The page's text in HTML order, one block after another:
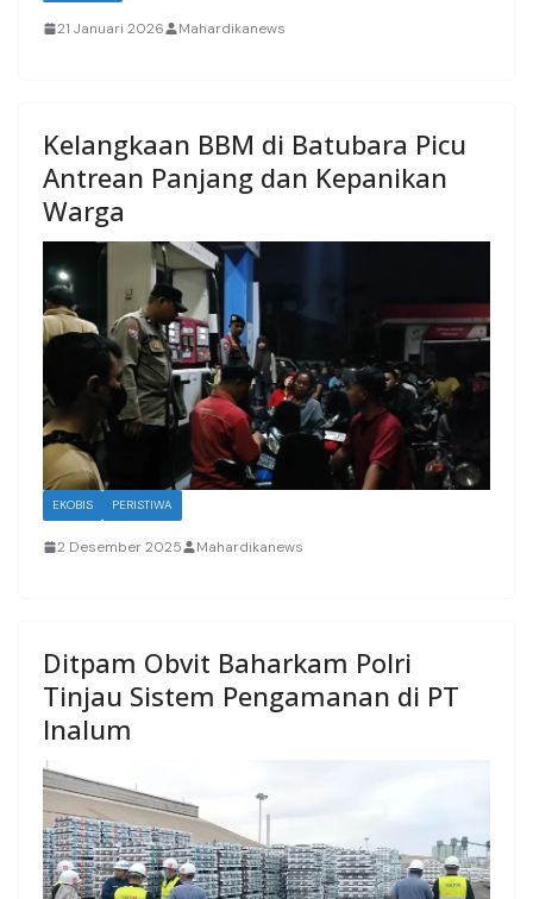
21 Januari 2026 Mahardikanews
Kelangkaan BBM di Batubara Picu
Antrean Panjang dan Kepanikan
Warga
EKOBIS PERISTIWA
2 Desember 2025 Mahardikanews
Ditpam Obvit Baharkam Polri
Tinjau Sistem Pengamanan di PT
Inalum